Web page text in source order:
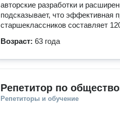
авторские разработки и
подсказывает, что эффективная
старшеклассников составляет
Возраст: 63 года
Репетитор по
Репетиторы и обучение